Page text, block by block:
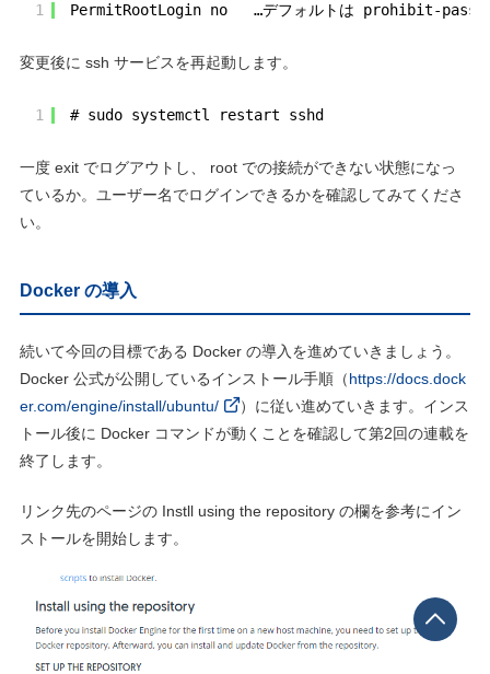
1 PermitRootLogin no   …デフォルトは prohibit-
変更後に ssh サービスを再起動します。
1 # sudo systemctl restart sshd
一度 exit でログアウトし、 root での接続ができない状態になっ
ているか。ユーザー名でログインできるかを確認してみてくださ
い。
Docker の導入
続いて今回の目標である Docker の導入を進めていきましょう。
Docker 公式が公開しているインストール手順（https://docs.dock
er.com/engine/install/ubuntu/
）に従い進めていきます。インス
トール後に Docker コマンドが動くことを確認して第2回の連載を
終了します。
リンク先のページの Instll using the repository の欄を参考にイン
ストールを開始します。